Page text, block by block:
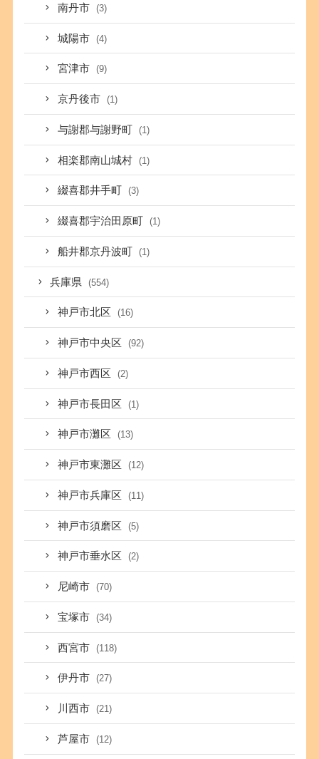
南丹市 (3)
城陽市 (4)
宮津市 (9)
京丹後市 (1)
与謝郡与謝野町 (1)
相楽郡南山城村 (1)
綴喜郡井手町 (3)
綴喜郡宇治田原町 (1)
船井郡京丹波町 (1)
兵庫県 (554)
神戸市北区 (16)
神戸市中央区 (92)
神戸市西区 (2)
神戸市長田区 (1)
神戸市灘区 (13)
神戸市東灘区 (12)
神戸市兵庫区 (11)
神戸市須磨区 (5)
神戸市垂水区 (2)
尼崎市 (70)
宝塚市 (34)
西宮市 (118)
伊丹市 (27)
川西市 (21)
芦屋市 (12)